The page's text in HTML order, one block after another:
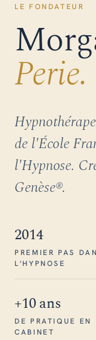
LE FONDATEUR
Perie.
de l'École
l'Hypnose.
Genèse®.
2014
PREMIER PAS
L'HYPNOSE
+10 ans
DE PRATIQUE EN
CABINET